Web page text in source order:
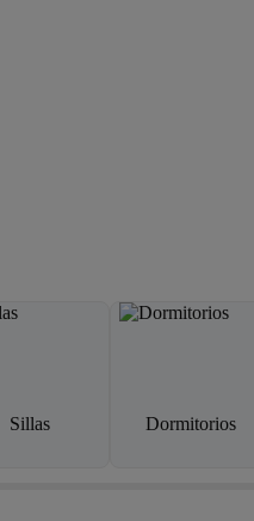
Sillas Dormitorios